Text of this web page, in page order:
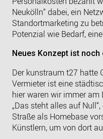
Neukölln“ dabei, ein
Standortmarketing zu
Potenzial wie Bedarf,
Neues Konzept ist
Der kunstraum t27 hatte
Vermieter ist eine
hier waren wir immer am
„Das steht alles auf
Straße als Homebase
Künstlern, um von dort